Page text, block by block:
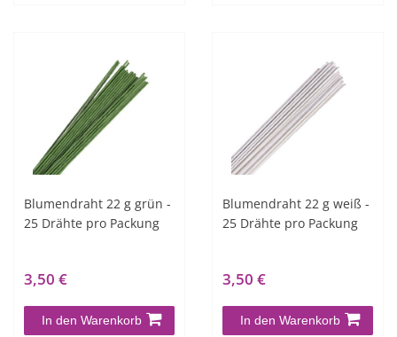
Blumendraht 22 g grün -
25 Drähte pro Packung
3,50 €
In den Warenkorb
Blumendraht 22 g weiß -
25 Drähte pro Packung
3,50 €
In den Warenkorb